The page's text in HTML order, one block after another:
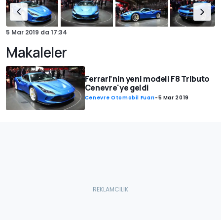
5 Mar 2019 da 17:34
Makaleler
Ferrari’nin yeni modeli F8 Tributo
Cenevre'ye geldi
Cenevre Otomobil Fuarı-5 Mar 2019